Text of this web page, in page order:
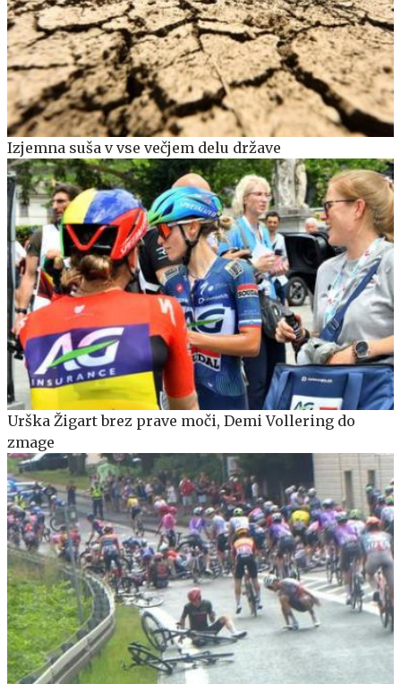
Izjemna suša v vse večjem delu države
Urška Žigart brez prave moči, Demi Vollering do
zmage